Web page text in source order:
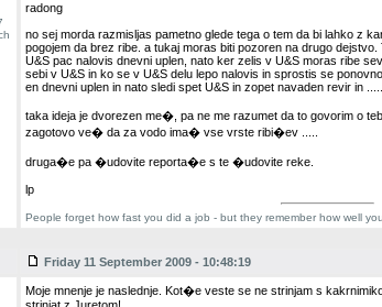
radong
no sej morda razmisljas pametno glede tega o tem da bi lahko z
pogojem da brez ribe. a tukaj moras biti pozoren na drugo
U&S pac nalovis dnevni uplen, nato ker zelis v U&S moras ribe
sebi v U&S in ko se v U&S delu lepo nalovis in sprostis se
en dnevni uplen in nato sledi spet U&S in zopet navaden revir in
taka ideja je dvorezen me�, pa ne me razumet da to govorim o
zagotovo ve� da za vodo ima� vse vrste ribi�ev .....
druga�e pa �udovite reporta�e s te �udovite reke.
lp
People forget how fast you did a job - but they remember how well
Friday 11 September 2009 - 10:48:19
Moje mnenje je naslednje. Kot�e veste se ne strinjam s